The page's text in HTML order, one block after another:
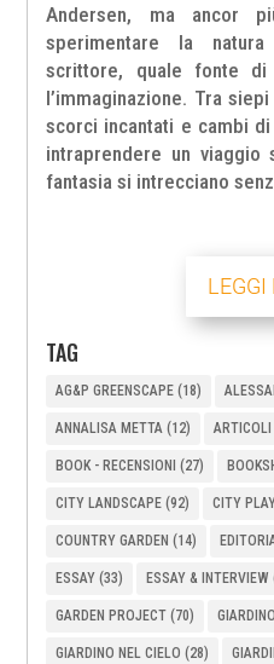
Andersen, ma ancor
sperimentare la
scrittore, quale fonte
l’immaginazione. Tra
scorci incantati e cambi
intraprendere un
fantasia si intrecciano
LEGGI
TAG
AG&P GREENSCAPE (18)
ANNALISA METTA (12) ARTICOLI
BOOK - RECENSIONI (27)
CITY LANDSCAPE (92) CITY
COUNTRY GARDEN (14)
ESSAY (33) ESSAY & INTERVIEW
GARDEN PROJECT (70)
GIARDINO NEL CIELO (28)